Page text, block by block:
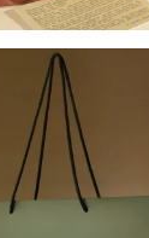
ОФЛАЙН-